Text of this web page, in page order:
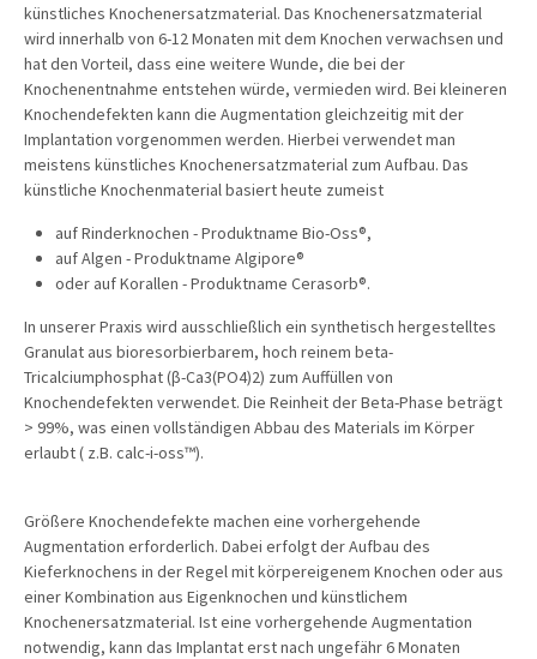
künstliches Knochenersatzmaterial. Das Knochenersatzmaterial
wird innerhalb von 6-12 Monaten mit dem Knochen verwachsen und
hat den Vorteil, dass eine weitere Wunde, die bei der
Knochenentnahme entstehen würde, vermieden wird. Bei kleineren
Knochendefekten kann die Augmentation gleichzeitig mit der
Implantation vorgenommen werden. Hierbei verwendet man
meistens künstliches Knochenersatzmaterial zum Aufbau. Das
künstliche Knochenmaterial basiert heute zumeist
auf Rinderknochen - Produktname Bio-Oss®,
auf Algen - Produktname Algipore®
oder auf Korallen - Produktname Cerasorb®.
In unserer Praxis wird ausschließlich ein synthetisch hergestelltes
Granulat aus bioresorbierbarem, hoch reinem beta-
Tricalciumphosphat (β-Ca3(PO4)2) zum Auffüllen von
Knochendefekten verwendet. Die Reinheit der Beta-Phase beträgt
> 99%, was einen vollständigen Abbau des Materials im Körper
erlaubt ( z.B. calc-i-oss™).
Größere Knochendefekte machen eine vorhergehende
Augmentation erforderlich. Dabei erfolgt der Aufbau des
Kieferknochens in der Regel mit körpereigenem Knochen oder aus
einer Kombination aus Eigenknochen und künstlichem
Knochenersatzmaterial. Ist eine vorhergehende Augmentation
notwendig, kann das Implantat erst nach ungefähr 6 Monaten